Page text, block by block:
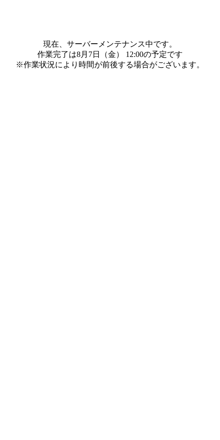
現在、サーバーメンテナンス中です。
作業完了は8月7日（金） 12:00の予定です
※作業状況により時間が前後する場合がございます。